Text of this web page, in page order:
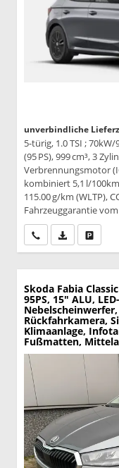
unverbindliche
5-türig, 1.0 TSI ;
(95 PS), 999 cm³, 3
Verbrennungsmotor
kombiniert 5,1 l/
115.00 g/km (WLTP),
Fahrzeuggarantie
Wir rufen Sie an
PDF-Datei,
Skoda Fabia
95PS, 15" ALU,
Rückfahrkamera,
Klimaanlage,
Fußmatten,